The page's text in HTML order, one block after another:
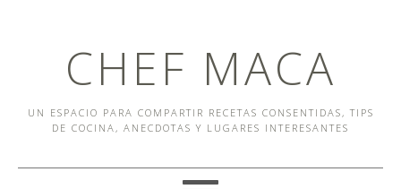
CHEF MACA
UN ESPACIO PARA COMPARTIR RECETAS CONSENTIDAS, TIPS
DE COCINA, ANECDOTAS Y LUGARES INTERESANTES